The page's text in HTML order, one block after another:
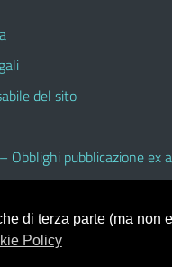
del sito
Obblighi pubblicazione ex
di terza parte (ma
Policy